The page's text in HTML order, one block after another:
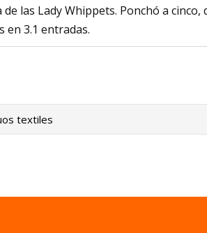
las Lady Whippets. Ponchó a
3.1 entradas.
textiles